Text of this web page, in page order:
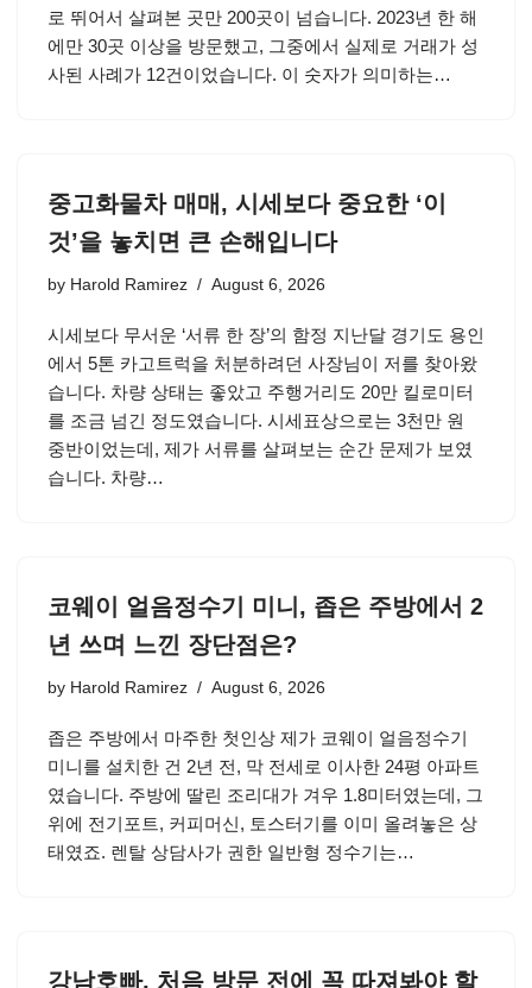
로 뛰어서 살펴본 곳만 200곳이 넘습니다. 2023년 한 해
에만 30곳 이상을 방문했고, 그중에서 실제로 거래가 성
사된 사례가 12건이었습니다. 이 숫자가 의미하는…
중고화물차 매매, 시세보다 중요한 ‘이
것’을 놓치면 큰 손해입니다
by Harold Ramirez August 6, 2026
시세보다 무서운 ‘서류 한 장’의 함정 지난달 경기도 용인
에서 5톤 카고트럭을 처분하려던 사장님이 저를 찾아왔
습니다. 차량 상태는 좋았고 주행거리도 20만 킬로미터
를 조금 넘긴 정도였습니다. 시세표상으로는 3천만 원
중반이었는데, 제가 서류를 살펴보는 순간 문제가 보였
습니다. 차량…
코웨이 얼음정수기 미니, 좁은 주방에서 2
년 쓰며 느낀 장단점은?
by Harold Ramirez August 6, 2026
좁은 주방에서 마주한 첫인상 제가 코웨이 얼음정수기
미니를 설치한 건 2년 전, 막 전세로 이사한 24평 아파트
였습니다. 주방에 딸린 조리대가 겨우 1.8미터였는데, 그
위에 전기포트, 커피머신, 토스터기를 이미 올려놓은 상
태였죠. 렌탈 상담사가 권한 일반형 정수기는…
강남호빠, 처음 방문 전에 꼭 따져봐야 할